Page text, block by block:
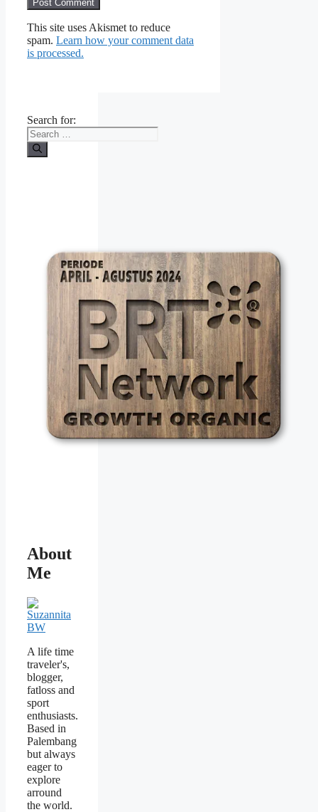
This site uses Akismet to reduce
spam. Learn how your comment data
is processed.
Search for:
About
Me
A life time
traveler's,
blogger,
fatloss and
sport
enthusiasts.
Based in
Palembang
but always
eager to
explore
arround
the world.